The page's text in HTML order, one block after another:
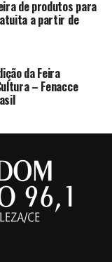
de produtos para
a partir de
da Feira
– Fenacce